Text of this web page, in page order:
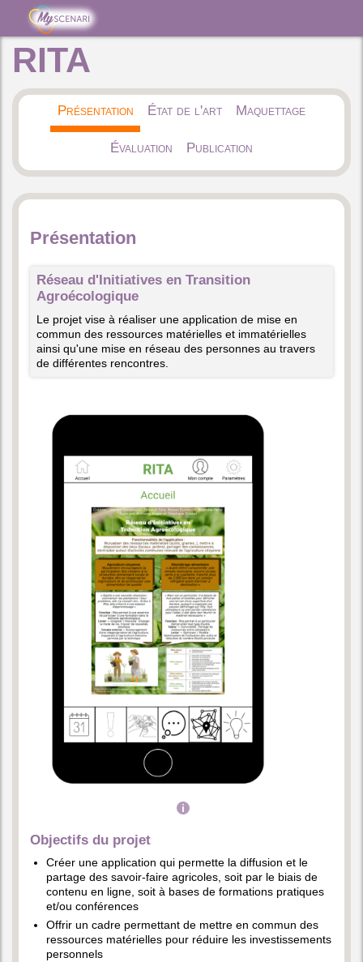
RITA
Présentation État de l'art Maquettage
Évaluation Publication
Présentation
Réseau d'Initiatives en Transition
Agroécologique
Le projet vise à réaliser une application de mise en
commun des ressources matérielles et immatérielles
ainsi qu'une mise en réseau des personnes au travers
de différentes rencontres.
Objectifs du projet
Créer une application qui permette la diffusion et le
partage des savoir-faire agricoles, soit par le biais de
contenu en ligne, soit à bases de formations pratiques
et/ou conférences
Offrir un cadre permettant de mettre en commun des
ressources matérielles pour réduire les investissements
personnels